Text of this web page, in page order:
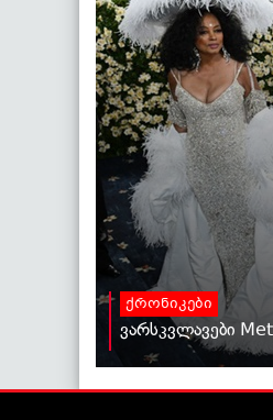
ქრონიკები
ვარსკვლავები